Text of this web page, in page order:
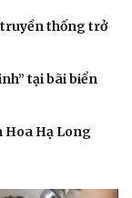
thống trở
tại bãi biển
Hoa Hạ Long